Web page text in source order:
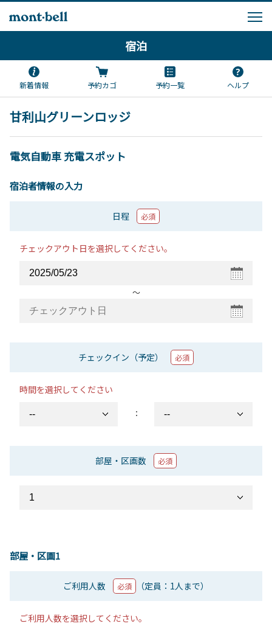
宿泊
新着情報 予約カゴ 予約一覧 ヘルプ
甘利山グリーンロッジ
電気自動車 充電スポット
宿泊者情報の入力
日程 必須
チェックアウト日を選択してください。
〜
チェックイン（予定） 必須
時間を選択してください
：
部屋・区画数 必須
部屋・区画1
ご利用人数 必須 （定員：1人まで）
ご利用人数を選択してください。